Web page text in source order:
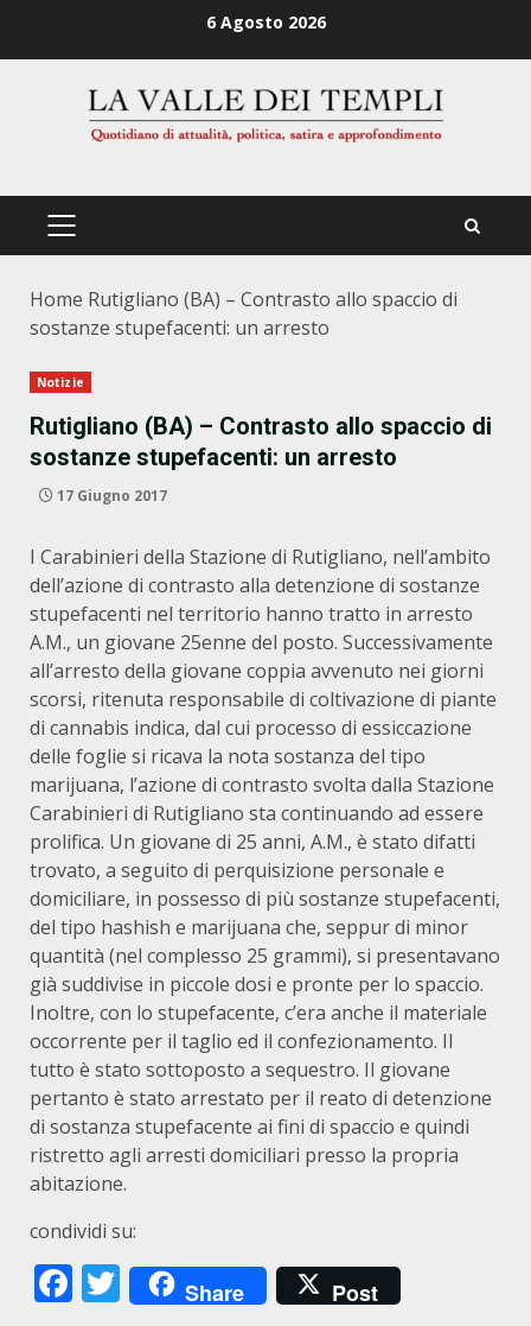
6 Agosto 2026
PRIMÄRES
Home Rutigliano (BA) – Contrasto allo spaccio di
sostanze stupefacenti: un arresto
Notizie
Rutigliano (BA) – Contrasto allo spaccio di
sostanze stupefacenti: un arresto
17 Giugno 2017
I Carabinieri della Stazione di Rutigliano, nell’ambito
dell’azione di contrasto alla detenzione di sostanze
stupefacenti nel territorio hanno tratto in arresto
A.M., un giovane 25enne del posto. Successivamente
all’arresto della giovane coppia avvenuto nei giorni
scorsi, ritenuta responsabile di coltivazione di piante
di cannabis indica, dal cui processo di essiccazione
delle foglie si ricava la nota sostanza del tipo
marijuana, l’azione di contrasto svolta dalla Stazione
Carabinieri di Rutigliano sta continuando ad essere
prolifica. Un giovane di 25 anni, A.M., è stato difatti
trovato, a seguito di perquisizione personale e
domiciliare, in possesso di più sostanze stupefacenti,
del tipo hashish e marijuana che, seppur di minor
quantità (nel complesso 25 grammi), si presentavano
già suddivise in piccole dosi e pronte per lo spaccio.
Inoltre, con lo stupefacente, c’era anche il materiale
occorrente per il taglio ed il confezionamento. Il
tutto è stato sottoposto a sequestro. Il giovane
pertanto è stato arrestato per il reato di detenzione
di sostanza stupefacente ai fini di spaccio e quindi
ristretto agli arresti domiciliari presso la propria
abitazione.
condividi su:
Facebook
Twitter
Share Post